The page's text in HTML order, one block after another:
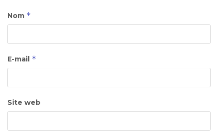
Nom *
E-mail *
Site web